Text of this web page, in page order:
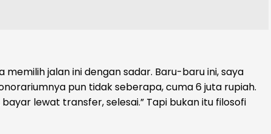
jalan ini dengan sadar. Baru-baru ini, saya
pun tidak seberapa, cuma 6 juta rupiah.
lewat transfer, selesai.” Tapi bukan itu filosofi